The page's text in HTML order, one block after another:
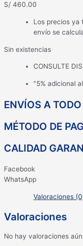
S/ 460.00
Los precios ya
envío se
Sin existencias
CONSULTE
"5% adicional
ENVÍOS A TODO
MÉTODO DE
CALIDAD
Facebook
WhatsApp
Valoraciones
Valoraciones
No hay valoraciones